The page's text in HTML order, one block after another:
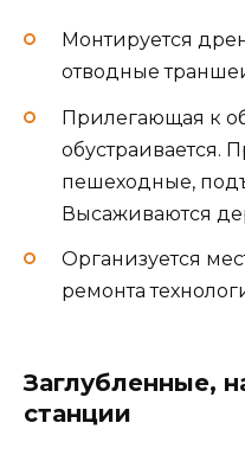
Монтируется
отводные
Прилегающая к
обустраивается.
пешеходные,
Высаживаются
Организуется
ремонта
Заглубленные,
станции